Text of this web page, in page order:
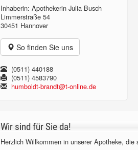
Inhaberin: Apothekerin Julia Busch
Limmerstraße 54
30451 Hannover
So finden Sie uns
(0511) 440188
(0511) 4583790
humboldt-brandt@t-online.de
Wir sind für Sie da!
Herzlich Willkommen in unserer Apotheke,